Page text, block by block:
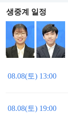
생중계 일정
08.08(토) 13:00
08.08(토) 19:00